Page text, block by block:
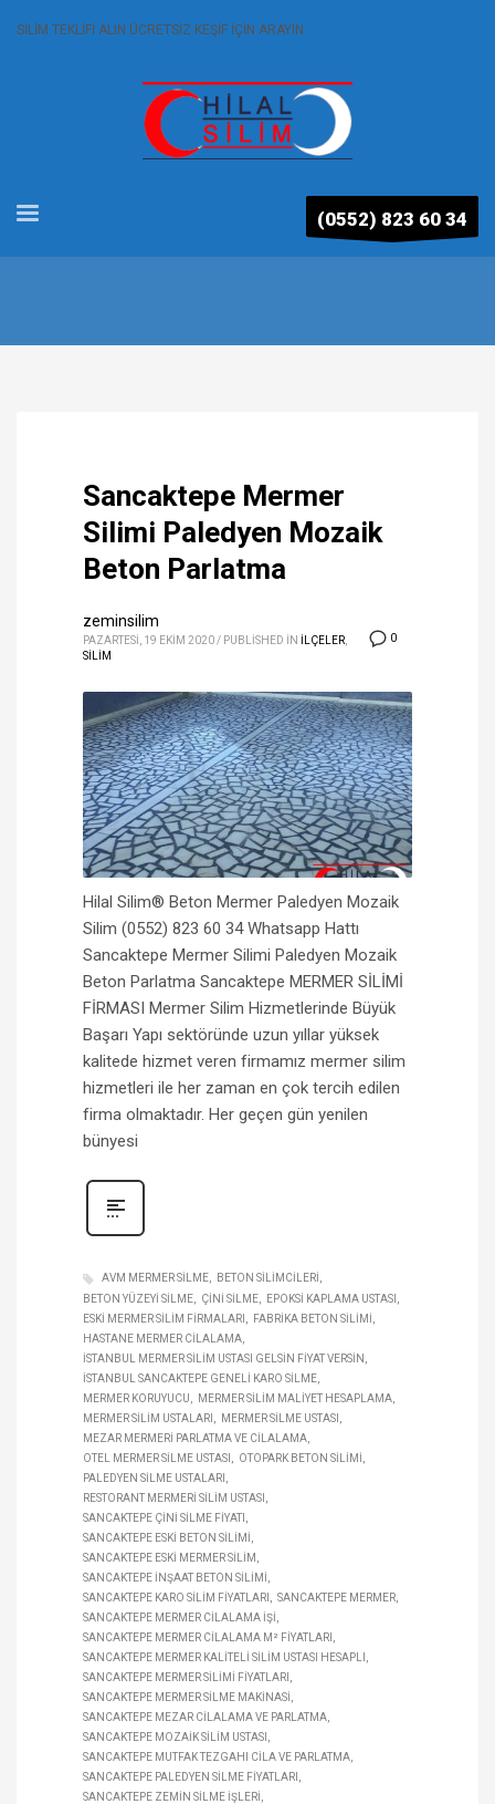
SİLİM TEKLİFİ ALIN ÜCRETSİZ KEŞİF İÇİN ARAYIN
(0552) 823 60 34
Sancaktepe Mermer
Silimi Paledyen Mozaik
Beton Parlatma
0
zeminsilim
PAZARTESI, 19 EKIM 2020 / PUBLISHED IN İLÇELER
SİLİM
Hilal Silim® Beton Mermer Paledyen Mozaik
Silim (0552) 823 60 34 Whatsapp Hattı
Sancaktepe Mermer Silimi Paledyen Mozaik
Beton Parlatma Sancaktepe MERMER SİLİMİ
FİRMASI Mermer Silim Hizmetlerinde Büyük
Başarı Yapı sektöründe uzun yıllar yüksek
kalitede hizmet veren firmamız mermer silim
hizmetleri ile her zaman en çok tercih edilen
firma olmaktadır. Her geçen gün yenilen
bünyesi
AVM MERMER SILME
BETON SILIMCILERI
BETON YÜZEYI SILME
ÇINI SILME
EPOKSI KAPLAMA USTASI
ESKI MERMER SILIM FIRMALARI
FABRIKA BETON SILIMI
HASTANE MERMER CILALAMA
İSTANBUL MERMER SILIM USTASI GELSIN FIYAT VERSIN
İSTANBUL SANCAKTEPE GENELI KARO SILME
MERMER KORUYUCU
MERMER SILIM MALIYET HESAPLAMA
MERMER SILIM USTALARI
MERMER SILME USTASI
MEZAR MERMERI PARLATMA VE CILALAMA
OTEL MERMER SILME USTASI
OTOPARK BETON SILIMI
PALEDYEN SILME USTALARI
RESTORANT MERMERI SILIM USTASI
SANCAKTEPE ÇINI SILME FIYATI
SANCAKTEPE ESKI BETON SILIMI
SANCAKTEPE ESKI MERMER SILIM
SANCAKTEPE INŞAAT BETON SILIMI
SANCAKTEPE KARO SILIM FIYATLARI
SANCAKTEPE MERMER
SANCAKTEPE MERMER CILALAMA IŞI
SANCAKTEPE MERMER CILALAMA M² FIYATLARI
SANCAKTEPE MERMER KALITELI SILIM USTASI HESAPLI
SANCAKTEPE MERMER SILIMI FIYATLARI
SANCAKTEPE MERMER SILME MAKINASI
SANCAKTEPE MEZAR CILALAMA VE PARLATMA
SANCAKTEPE MOZAIK SILIM USTASI
SANCAKTEPE MUTFAK TEZGAHI CILA VE PARLATMA
SANCAKTEPE PALEDYEN SILME FIYATLARI
SANCAKTEPE ZEMIN SILME IŞLERI